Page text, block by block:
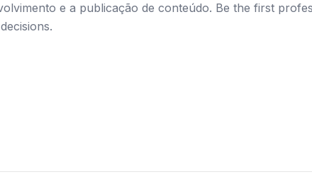
e a publicação de conteúdo. Be the first